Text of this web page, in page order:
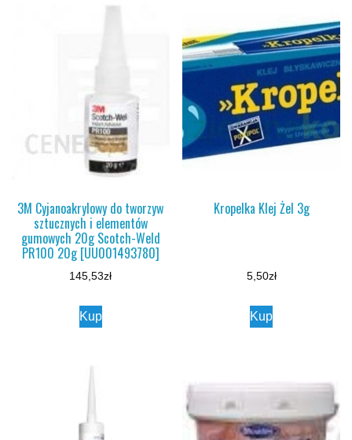
3M Cyjanoakrylowy do tworzyw
sztucznych i elementów
gumowych 20g Scotch-Weld
PR100 20g [UU001493780]
145,53zł
Kup
Kropelka Klej Żel 3g
5,50zł
Kup